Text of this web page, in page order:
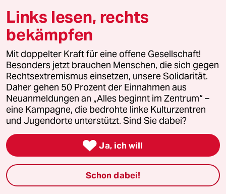
Aboservice
ePaper Login
Downloads für Abonnierende
© 2026 taz Verlags und Vertriebs GmbH
Alle Rechte vorbehalten. Bei rechtlichen Fragen oder für Genehmigungen
wenden Sie sich bitte anlizenzen@taz.de
Feedback Redaktionsstatut Kommune-Richtlinien KI-
Links lesen, rechts
bekämpfen
Mit doppelter Kraft für eine offene Gesellschaft!
Besonders jetzt brauchen Menschen, die sich gegen
Rechtsextremismus einsetzen, unsere Solidarität.
Daher gehen 50 Prozent der Einnahmen aus
Neuanmeldungen an „Alles beginnt im Zentrum“ –
eine Kampagne, die bedrohte linke Kulturzentren
und Jugendorte unterstützt. Sind Sie dabei?
 Ja, ich will
Schon dabei!